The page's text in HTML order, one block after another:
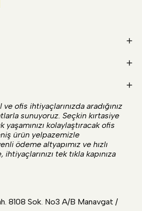
ofis ihtiyaçlarınızda aradığınız
sunuyoruz. Seçkin kırtasiye
yaşamınızı kolaylaştıracak ofis
ürün yelpazemizle
ödeme altyapımız ve hızlı
tek tıkla kapınıza
8108 Sok. No3 A/B Manavgat /